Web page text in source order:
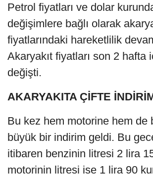
Petrol fiyatları ve dolar
değişimlere bağlı olarak
fiyatlarındaki hareketlilik
Akaryakıt fiyatları son 2 hafta
değişti.
AKARYAKITA ÇİFTE
Bu kez hem motorine hem de
büyük bir indirim geldi. Bu
itibaren benzinin litresi 2 lira
motorinin litresi ise 1 lira 90